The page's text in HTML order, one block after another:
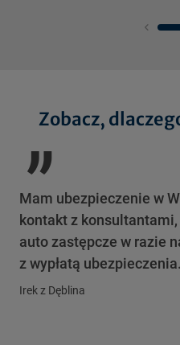
Zobacz,
„
Mam ubezpieczenie w
kontakt z
auto zastępcze w razie
z wypłatą ubezpieczenia.
Irek z Dęblina